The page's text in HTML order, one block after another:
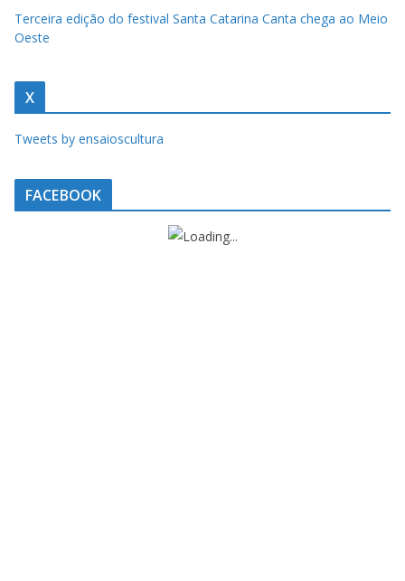
Terceira edição do festival Santa Catarina Canta chega ao Meio
Oeste
X
Tweets by ensaioscultura
FACEBOOK